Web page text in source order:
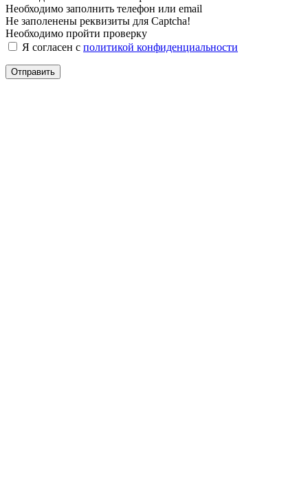
Необходимо заполнить телефон или email
Не заполенены реквизиты для Captcha!
Необходимо пройти проверку
Я согласен с политикой конфиденциальности
Отправить